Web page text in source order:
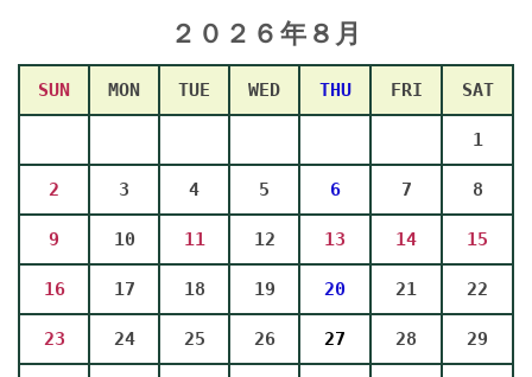
２０２６年８ 月
SUN MON TUE WED THU FRI SAT
1
2 3 4 5 6 7 8
9 10 11 12 13 14 15
16 17 18 19 20 21 22
23 24 25 26 27 28 29